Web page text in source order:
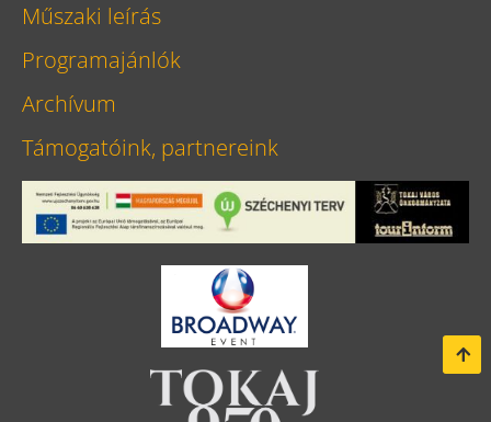
Műszaki leírás
Programajánlók
Archívum
Támogatóink, partnereink